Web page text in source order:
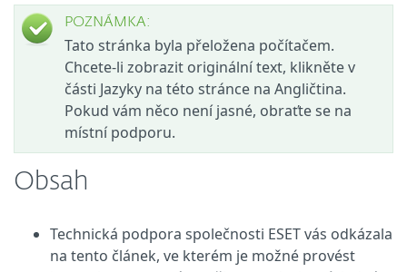
POZNÁMKA:
Tato stránka byla přeložena počítačem.
Chcete-li zobrazit originální text, klikněte v
části Jazyky na této stránce na Angličtina.
Pokud vám něco není jasné, obraťte se na
místní podporu.
Obsah
Technická podpora společnosti ESET vás odkázala
na tento článek, ve kterém je možné provést